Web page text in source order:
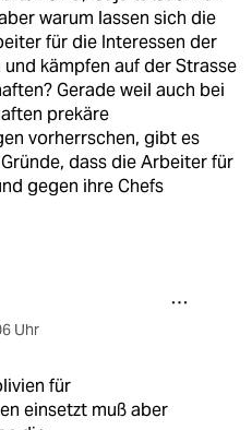
warum lassen sich die
für die Interessen der
kämpfen auf der Strasse
Gerade weil auch bei
prekäre
vorherrschen, gibt es
dass die Arbeiter für
gegen ihre Chefs
Uhr
für
einsetzt muß aber